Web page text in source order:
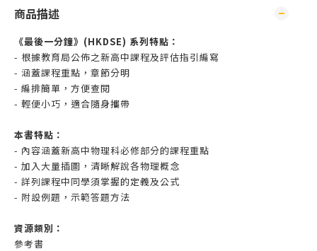
商品描述
《最後一分鐘》(HKDSE) 系列特點：
- 根據教育局公佈之新高中課程及評估指引編寫
- 涵蓋課程重點，章節分明
- 編排簡單，方便查閱
- 輕便小巧，適合隨身攜帶
本書特點：
- 內容涵蓋新高中物理科必修部分的課程重點
- 加入大量插圖，清晰解說各物理概念
- 詳列課程中同學須掌握的定義及公式
- 附設例題，示範答題方法
資源類別：
參考書